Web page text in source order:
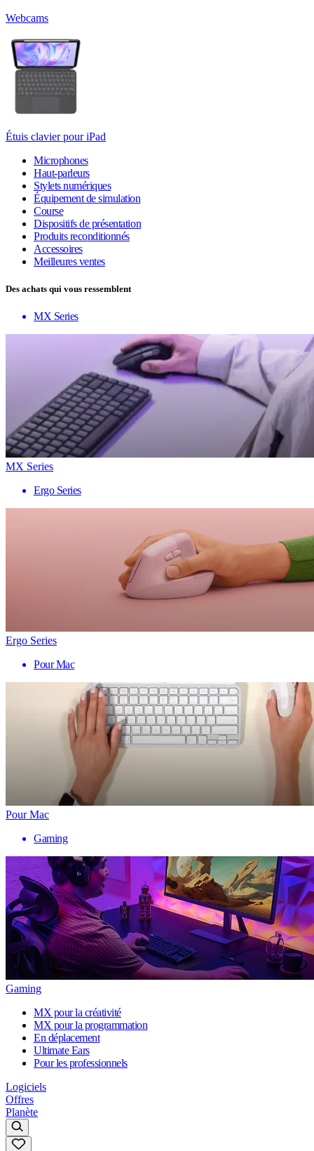
Webcams
Étuis clavier pour iPad
Microphones
Haut-parleurs
Stylets numériques
Équipement de simulation
Course
Dispositifs de présentation
Produits reconditionnés
Accessoires
Meilleures ventes
Des achats qui vous ressemblent
MX Series
MX Series
Ergo Series
Ergo Series
Pour Mac
Pour Mac
Gaming
Gaming
MX pour la créativité
MX pour la programmation
En déplacement
Ultimate Ears
Pour les professionnels
Logiciels
Offres
Planète